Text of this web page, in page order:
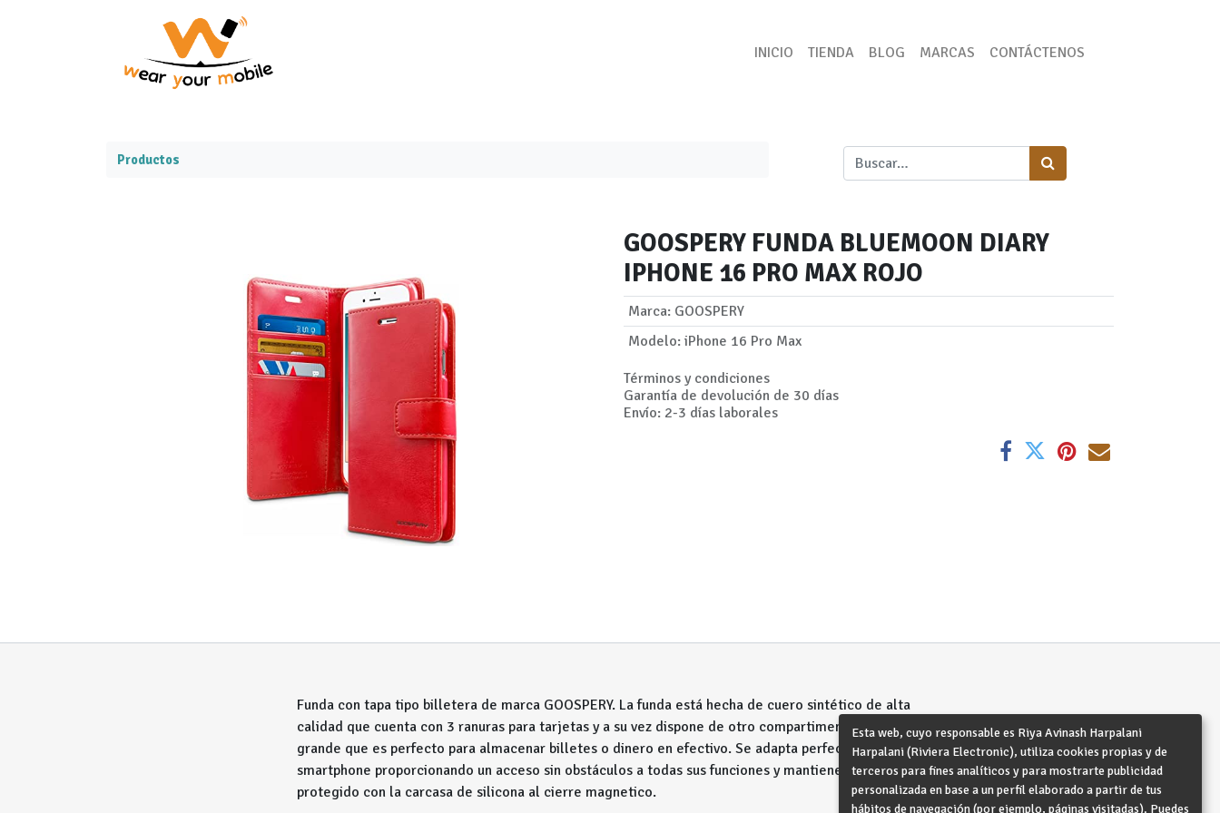
INICIO TIENDA BLOG MARCAS CONTÁCTENOS
Productos
GOOSPERY FUNDA BLUEMOON DIARY
IPHONE 16 PRO MAX ROJO
Marca: GOOSPERY
Modelo: iPhone 16 Pro Max
Términos y condiciones
Garantía de devolución de 30 días
Envío: 2-3 días laborales
Funda con tapa tipo billetera de marca GOOSPERY. La funda está hecha de cuero sintético de alta
calidad que cuenta con 3 ranuras para tarjetas y a su vez dispone de otro compartimento más
grande que es perfecto para almacenar billetes o dinero en efectivo. Se adapta perfectamente a tu
smartphone proporcionando un acceso sin obstáculos a todas sus funciones y mantiene tu móvil
protegido con la carcasa de silicona al cierre magnetico.
Esta web, cuyo responsable es Riya Avinash Harpalani
Harpalani (Riviera Electronic), utiliza cookies propias y de
terceros para fines analíticos y para mostrarte publicidad
personalizada en base a un perfil elaborado a partir de tus
hábitos de navegación (por ejemplo, páginas visitadas). Puedes